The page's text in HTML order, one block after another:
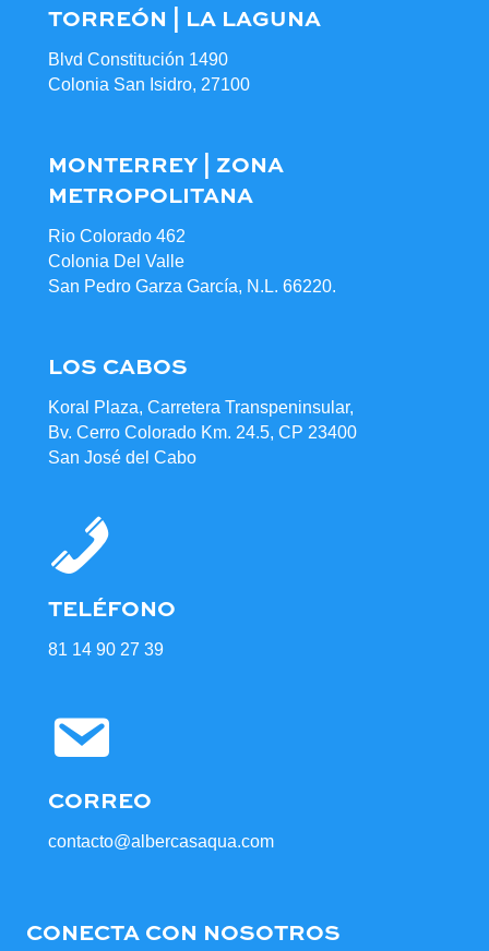
TORREÓN | LA LAGUNA
Blvd Constitución 1490
Colonia San Isidro, 27100
MONTERREY | ZONA
METROPOLITANA
Rio Colorado 462
Colonia Del Valle
San Pedro Garza García, N.L. 66220.
LOS CABOS
Koral Plaza, Carretera Transpeninsular,
Bv. Cerro Colorado Km. 24.5, CP 23400
San José del Cabo
TELÉFONO
81 14 90 27 39
CORREO
contacto@albercasaqua.com
CONECTA CON NOSOTROS